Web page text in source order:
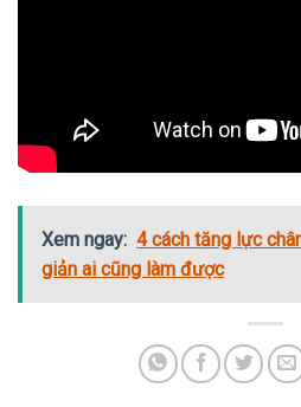
Xem ngay: 4 cách tăng lực
giản ai cũng làm được